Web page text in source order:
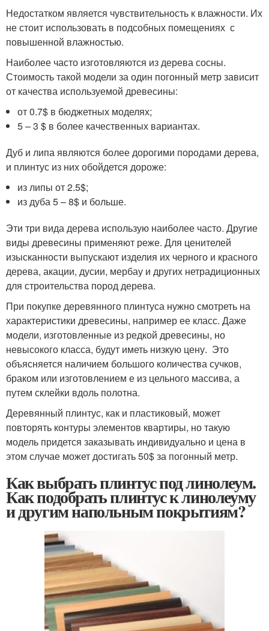
Недостатком является чувствительность к влажности. Их
не стоит использовать в подсобных помещениях с
повышенной влажностью.
Наиболее часто изготовляются из дерева сосны.
Стоимость такой модели за один погонный метр зависит
от качества используемой древесины:
от 0.7$ в бюджетных моделях;
5 – 3 $ в более качественных вариантах.
Дуб и липа являются более дорогими породами дерева,
и плинтус из них обойдется дороже:
из липы от 2.5$;
из дуба 5 – 8$ и больше.
Эти три вида дерева использую наиболее часто. Другие
виды древесины применяют реже. Для ценителей
изысканности выпускают изделия их черного и красного
дерева, акации, дусии, мербау и других нетрадиционных
для строительства пород дерева.
При покупке деревянного плинтуса нужно смотреть на
характеристики древесины, например ее класс. Даже
модели, изготовленные из редкой древесины, но
невысокого класса, будут иметь низкую цену. Это
объясняется наличием большого количества сучков,
браком или изготовлением е из цельного массива, а
путем склейки вдоль полотна.
Деревянный плинтус, как и пластиковый, может
повторять контуры элементов квартиры, но такую
модель придется заказывать индивидуально и цена в
этом случае может достигать 50$ за погонный метр.
Как выбрать плинтус под линолеум.
Как подобрать плинтус к линолеуму
и другим напольным покрытиям?